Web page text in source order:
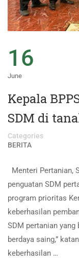
16
June
Kepala
SDM di
Categories
BERITA
Menteri Pertanian,
penguatan SDM
program prioritas
keberhasilan
SDM pertanian
berdaya saing,”
keberhasilan …